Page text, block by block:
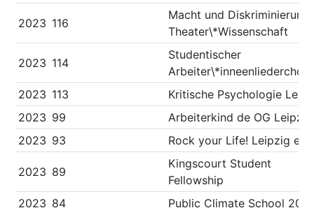
2023 116
Macht und Diskriminierung
Theater\*Wissenschaft
2023 114
Studentischer
Arbeiter\*inneenliederchor
2023 113
Kritische Psychologie
2023 99
Arbeiterkind de OG Leipzig
2023 93 Rock your Life! Leipzig e.V.
2023 89
Kingscourt Student
Fellowship
2023 84 Public Climate School